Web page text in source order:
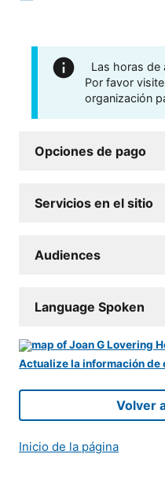
Las horas de
Por favor
organización
Opciones de pago
Servicios en el sitio
Audiences
Language Spoken
Actualize la información de
Volver
Inicio de la página